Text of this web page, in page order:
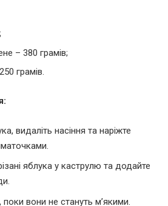
– 380 грамів;
грамів.
видаліть насіння та наріжте
яблука у каструлю та додайте
поки вони не стануть м’якими.